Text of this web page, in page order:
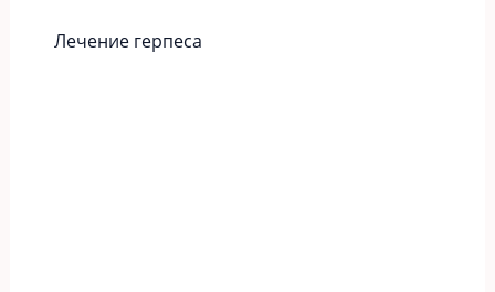
Лечение герпеса